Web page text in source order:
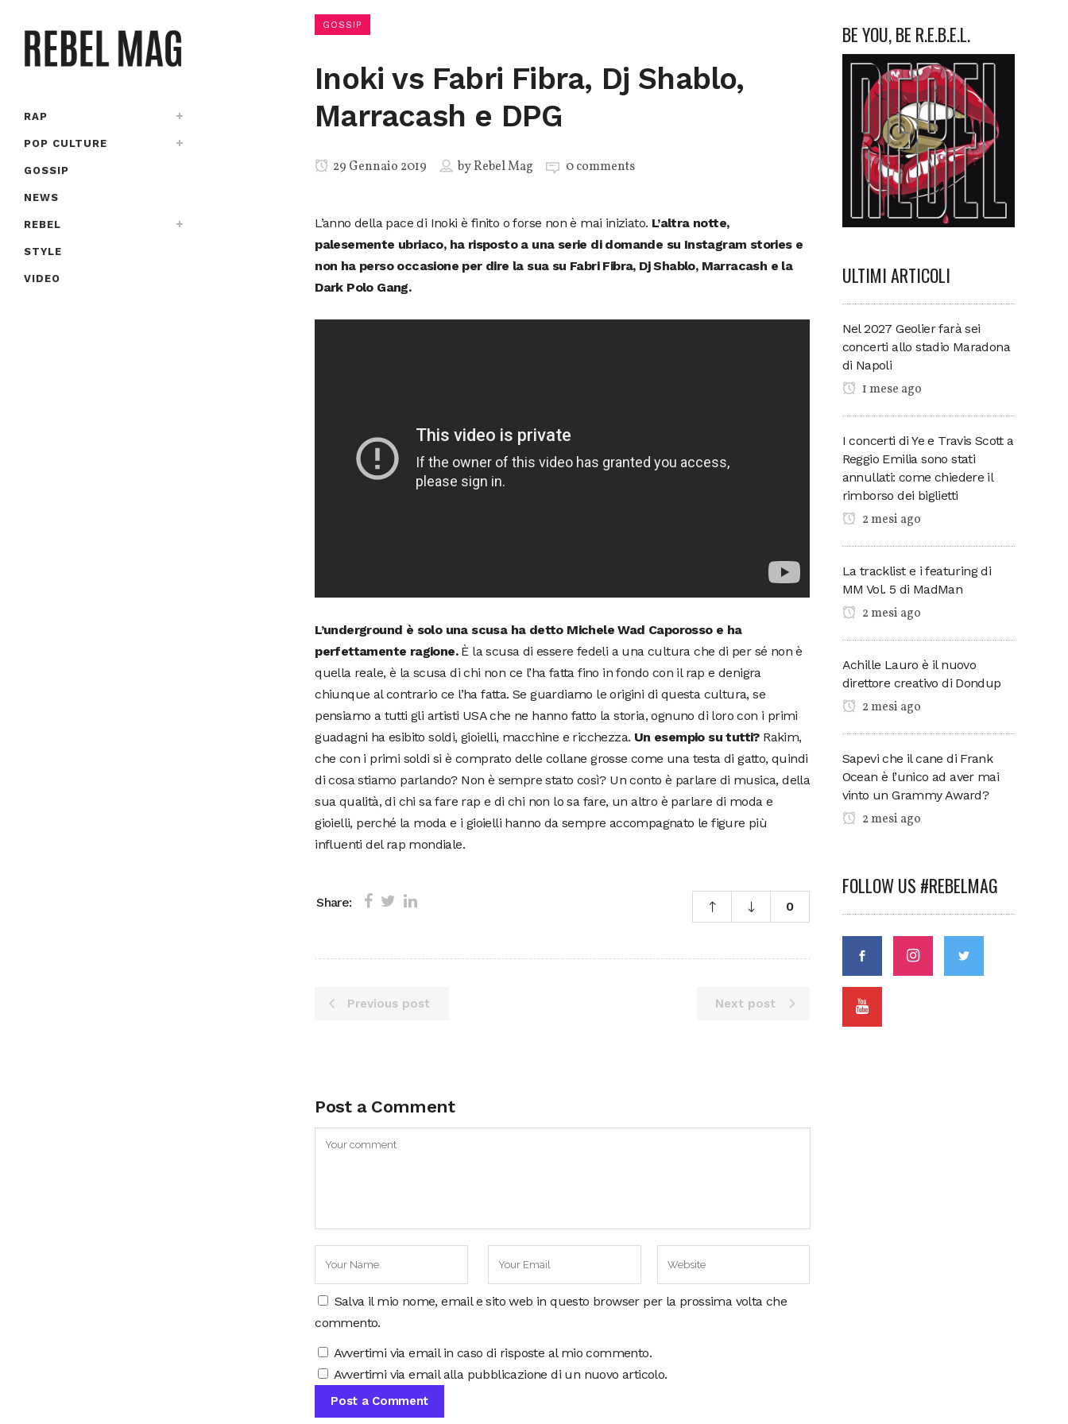
RAP
POP CULTURE
GOSSIP
NEWS
REBEL
STYLE
VIDEO
GOSSIP
Inoki vs Fabri Fibra, Dj Shablo,
Marracash e DPG
29 Gennaio 2019 byRebel Mag 0 comments
L’anno della pace di Inoki è finito o forse non è mai iniziato. L’altra notte,
palesemente ubriaco, ha risposto a una serie di domande su Instagram stories e
non ha perso occasione per dire la sua su Fabri Fibra, Dj Shablo, Marracash e la
Dark Polo Gang.
L’underground è solo una scusa ha detto Michele Wad Caporosso e ha
perfettamente ragione.È la scusa di essere fedeli a una cultura che di per sé non è
quella reale, è la scusa di chi non ce l’ha fatta fino in fondo con il rap e denigra
chiunque al contrario ce l’ha fatta. Se guardiamo le origini di questa cultura, se
pensiamo a tutti gli artisti USA che ne hanno fatto la storia, ognuno di loro con i primi
guadagni ha esibito soldi, gioielli, macchine e ricchezza. Un esempio su tutti?Rakim,
che con i primi soldi si è comprato delle collane grosse come una testa di gatto, quindi
di cosa stiamo parlando? Non è sempre stato così? Un conto è parlare di musica, della
sua qualità, di chi sa fare rap e di chi non lo sa fare, un altro è parlare di moda e
gioielli, perché la moda e i gioielli hanno da sempre accompagnato le figure più
influenti del rap mondiale.
Share: 0
Previous post Next post
Post a Comment
Salva il mio nome, email e sito web in questo browser per la prossima volta che
commento.
Avvertimi via email in caso di risposte al mio commento.
Avvertimi via email alla pubblicazione di un nuovo articolo.
BE YOU, BE R.E.B.E.L.
ULTIMI ARTICOLI
Nel 2027 Geolier farà sei
concerti allo stadio Maradona
di Napoli
1 mese ago
I concerti di Ye e Travis Scott a
Reggio Emilia sono stati
annullati: come chiedere il
rimborso dei biglietti
2 mesi ago
La tracklist e i featuring di
MM Vol. 5 di MadMan
2 mesi ago
Achille Lauro è il nuovo
direttore creativo di Dondup
2 mesi ago
Sapevi che il cane di Frank
Ocean è l’unico ad aver mai
vinto un Grammy Award?
2 mesi ago
FOLLOW US #REBELMAG